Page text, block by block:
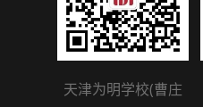
天津为明学校(曹庄